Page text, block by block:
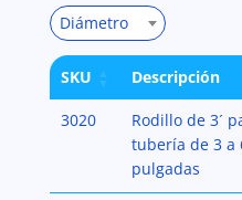
Diámetro
SKU Descripción
3020
Rodillo de 3´
tubería de 3 a
pulgadas